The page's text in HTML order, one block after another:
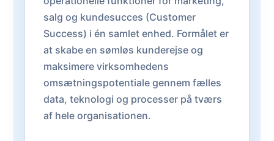
salg og kundesucces (Customer
Success) i én samlet enhed. Formålet er
at skabe en sømløs kunderejse og
maksimere virksomhedens
omsætningspotentiale gennem fælles
data, teknologi og processer på tværs
af hele organisationen.